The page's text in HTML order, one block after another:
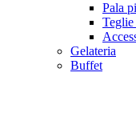
Pala
Teglie
Gelateria
Buffet